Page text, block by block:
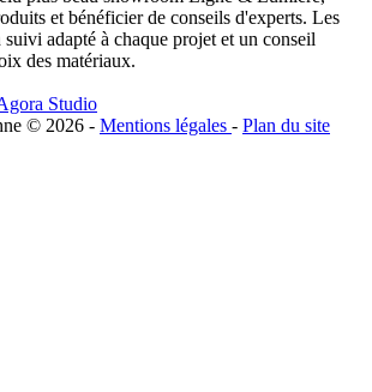
et bénéficier de conseils d'experts. Les
adapté à chaque projet et un conseil
des matériaux.
Studio
© 2026 - Mentions légales - Plan du site